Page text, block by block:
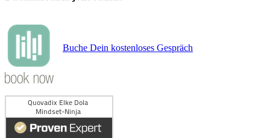
Buche Dein kostenloses Gespräch